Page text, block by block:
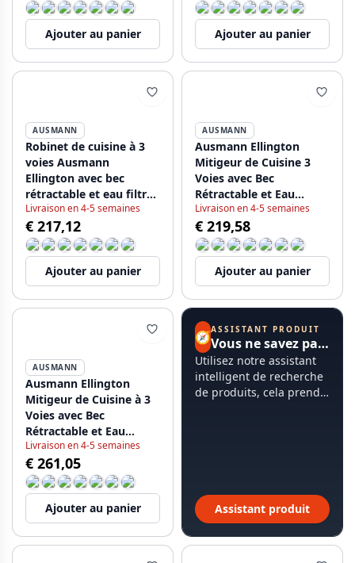
Ajouter au panier Ajouter au panier
AUSMANN
Robinet de cuisine à 3
voies Ausmann
Ellington avec bec
rétractable et eau filtrée
– Blanc - 1208970496
Livraison en 4-5 semaines
€ 217,12
Ajouter au panier
AUSMANN
Ausmann Ellington
Mitigeur de Cuisine 3
Voies avec Bec
Rétractable et Eau
Filtrée – Noir -
1208970497
Livraison en 4-5 semaines
€ 219,58
Ajouter au panier
AUSMANN
Ausmann Ellington
Mitigeur de Cuisine à 3
Voies avec Bec
Rétractable et Eau
Filtrée – Or –
1208970498
Livraison en 4-5 semaines
€ 261,05
Ajouter au panier
🧭ASSISTANT PRODUIT
Vous ne savez pas par où commencer ?
Utilisez notre assistant
intelligent de recherche
de produits, cela prend
Assistant produit